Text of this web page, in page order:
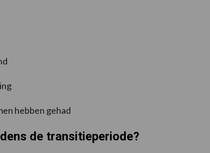
hebben gehad
de transitieperiode?